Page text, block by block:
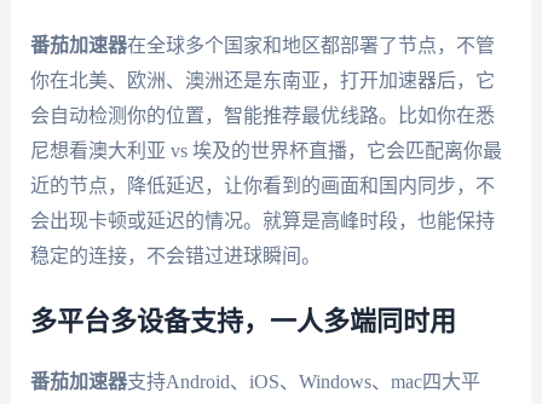
番茄加速器在全球多个国家和地区都部署了节点，不管
你在北美、欧洲、澳洲还是东南亚，打开加速器后，它
会自动检测你的位置，智能推荐最优线路。比如你在悉
尼想看澳大利亚 vs 埃及的世界杯直播，它会匹配离你最
近的节点，降低延迟，让你看到的画面和国内同步，不
会出现卡顿或延迟的情况。就算是高峰时段，也能保持
稳定的连接，不会错过进球瞬间。
多平台多设备支持，一人多端同时用
番茄加速器支持Android、iOS、Windows、mac四大平